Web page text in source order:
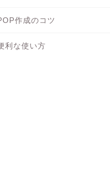
作成のコツ
利な使い方